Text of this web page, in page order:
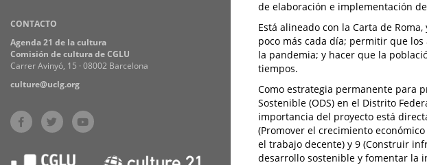
CONTACTO
Agenda 21 de la cultura
Comisión de cultura de CGLU
Carrer Avinyó, 15 · 08002 Barcelona
culture@uclg.org
de elaboración e implementación
Está alineado con la Carta de
poco más cada día; permitir que
la pandemia; y hacer que la
tiempos.
Como estrategia permanente para
Sostenible (ODS) en el Distrito
importancia del proyecto está
(Promover el crecimiento
el trabajo decente) y 9 (Construir
desarrollo sostenible y fomentar la